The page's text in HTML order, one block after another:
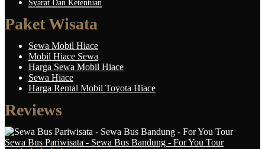
Syarat Dan Ketentuan
Paket Wisata
Sewa Mobil Hiace
Mobil Hiace Sewa
Harga Sewa Mobil Hiace
Sewa Hiace
Harga Rental Mobil Toyota Hiace
Reviews
Sewa Bus Pariwisata - Sewa Bus Bandung - For You Tour